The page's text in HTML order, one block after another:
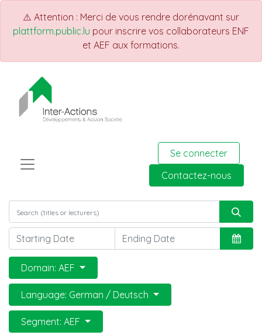
⚠️ Attention : Merci de vous rendre dorénavant sur
plattform.public.lu pour inscrire vos collaborateurs ENF
et AEF aux formations.
Se connecter
Contactez-nous
Domain: AEF
Language: German / Deutsch
Segment: AEF